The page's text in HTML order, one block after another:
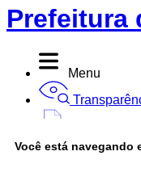
Prefeitura
Menu
Você está navegando